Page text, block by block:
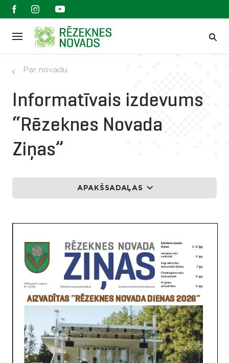
Par novadu
Informatīvais izdevums
“Rēzeknes Novada
Ziņas”
APAKŠSADAĻAS